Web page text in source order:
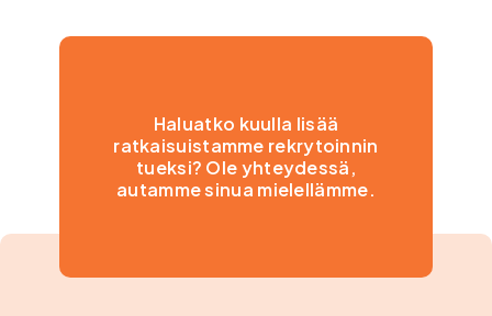
Haluatko kuulla lisää
ratkaisuistamme rekrytoinnin
tueksi? Ole yhteydessä,
autamme sinua mielellämme.